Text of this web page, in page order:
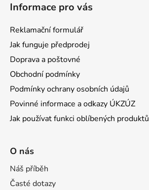
Informace pro vás
Reklamační formulář
Jak funguje předprodej
Doprava a poštovné
Obchodní podmínky
Podmínky ochrany osobních údajů
Povinné informace a odkazy ÚKZÚZ
Jak používat funkci oblíbených produktů
O nás
Náš příběh
Časté dotazy